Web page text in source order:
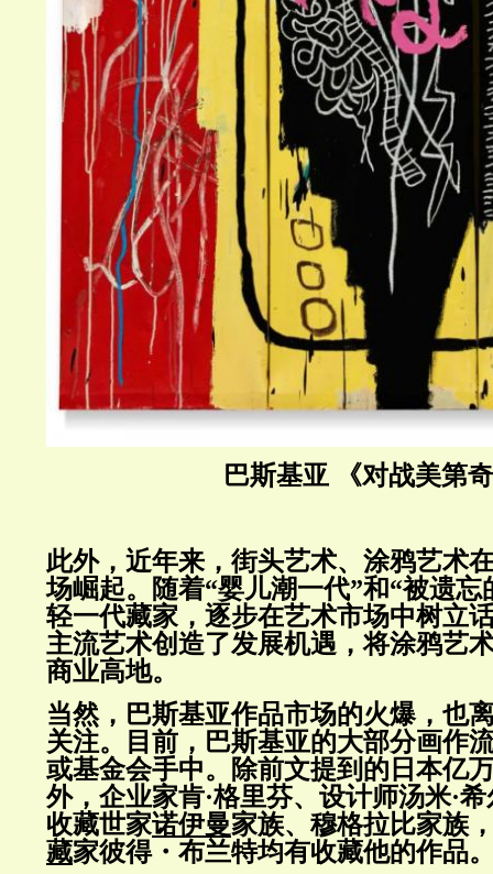
巴斯基亚 《对战美第
此外，近年来，街头艺术、涂鸦艺术
场崛起。随着“婴儿潮一代”和“被遗忘
轻一代藏家，逐步在艺术市场中树立
主流艺术创造了发展机遇，将涂鸦艺
商业高地。
当然，巴斯基亚作品市场的火爆，也
关注。目前，巴斯基亚的大部分画作
或基金会手中。除前文提到的日本亿
外，企业家肯·格里芬、设计师汤米·
收藏世家诺伊曼家族、穆格拉比家族
藏家彼得・布兰特均有收藏他的作品